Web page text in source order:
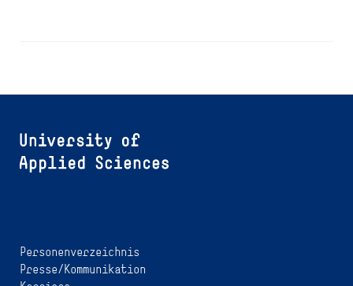
Personenverzeichnis
Presse/Kommunikation